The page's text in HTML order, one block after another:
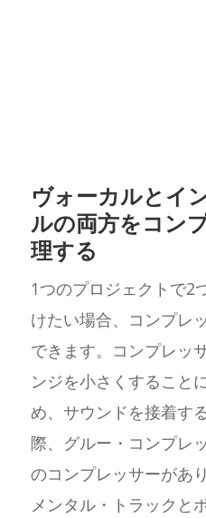
ヴォーカルとイ
ルの両方をコン
理する
1つのプロジェクトで2
けたい場合、コンプレ
できます。コンプレッ
ンジを小さくすること
め、サウンドを接着す
際、グルー・コンプレ
のコンプレッサーがあ
メンタル・トラックと